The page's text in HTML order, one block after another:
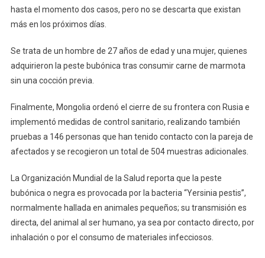
hasta el momento dos casos, pero no se descarta que existan
más en los próximos días.
Se trata de un hombre de 27 años de edad y una mujer, quienes
adquirieron la peste bubónica tras consumir carne de marmota
sin una cocción previa.
Finalmente, Mongolia ordenó el cierre de su frontera con Rusia e
implementó medidas de control sanitario, realizando también
pruebas a 146 personas que han tenido contacto con la pareja de
afectados y se recogieron un total de 504 muestras adicionales.
La Organización Mundial de la Salud reporta que la peste
bubónica o negra es provocada por la bacteria “Yersinia pestis”,
normalmente hallada en animales pequeños; su transmisión es
directa, del animal al ser humano, ya sea por contacto directo, por
inhalación o por el consumo de materiales infecciosos.